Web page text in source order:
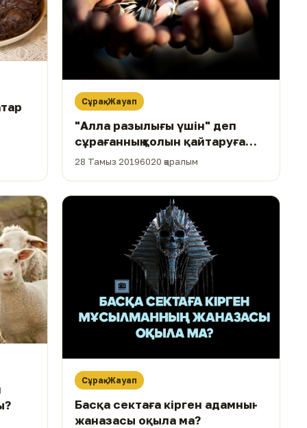
Сұрақ-Жауап
"Алла разылығы үшін" деп
сұрағанның қолын қайтаруға
болады ма?
28 Тамыз 20196020 қаралым
Сұрақ-Жауап
Басқа сектаға кірген адамның
жаназасы оқыла ма?